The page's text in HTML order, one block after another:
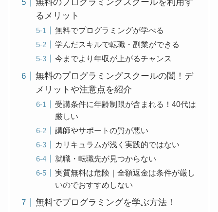
無料のプログラミングスクールを利用す
るメリット
無料でプログラミングが学べる
学んだスキルで転職・副業ができる
今までより年収が上がるチャンス
無料のプログラミングスクールの闇！デ
メリットや注意点を紹介
受講条件に年齢制限が含まれる！40代は
厳しい
講師やサポートの質が悪い
カリキュラムが浅く実践的ではない
就職・転職先が見つからない
実質無料は危険｜全額返金は条件が厳し
いのでおすすめしない
無料でプログラミングを学ぶ方法！